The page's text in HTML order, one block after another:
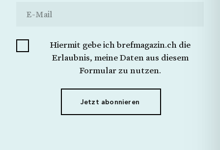
Schliessen Jetzt Senden
Hiermit gebe ich brefmagazin.ch die Erlaubnis,
meine Daten aus diesem Formular zu nutzen.
Jetzt abonnieren
Hiermit gebe ich brefmagazin.ch die
Erlaubnis, meine Daten aus diesem
Formular zu nutzen.
Jetzt abonnieren